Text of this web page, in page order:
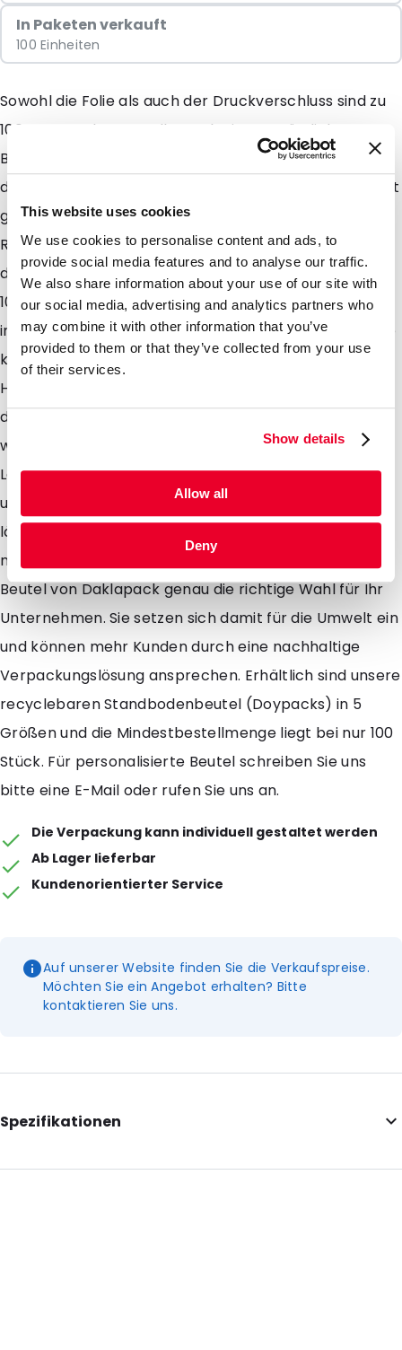
This website uses cookies
We use cookies to personalise content and ads, to
provide social media features and to analyse our traffic.
We also share information about your use of our site with
our social media, advertising and analytics partners who
may combine it with other information that you’ve
provided to them or that they’ve collected from your use
of their services.
Show details
Allow all
Deny
In Paketen verkauft
100 Einheiten
Sowohl die Folie als auch der Druckverschluss sind zu
100 % aus PE hergestellt. Dank einer zusätzlichen
Beschichtung für bessere Barriereeigenschaften sind
die Produkte trotzdem vor Sauerstoff und Feuchtigkeit
geschützt. Die Barriere beeinträchtigt die
Recycelfähigkeit der Beutel nicht. Diese können nach
dem Gebrauch über den Plastikmüll entsorgt und zu
100 % recycelt werden. Die Beutel sind dank dem
integrierten Druckverschluss wiederverschließbar. Sie
können auch mit einem herkömmlichen
Heißsiegelgerät verschweißt und vom Verbraucher
dank der praktischen Aufreißkerbe leicht geöffnet
werden. Die Beutel eignen sich sowohl für
Lebensmittel- als auch für Non-Food-Anwendungen
und bieten aufgrund der zusätzlichen Barriere eine
längere Haltbarkeit. Wenn Sie Ihre Produkte
nachhaltig verpacken wollen sind die Monomaterial-
Beutel von Daklapack genau die richtige Wahl für Ihr
Unternehmen. Sie setzen sich damit für die Umwelt ein
und können mehr Kunden durch eine nachhaltige
Verpackungslösung ansprechen. Erhältlich sind unsere
recyclebaren Standbodenbeutel (Doypacks) in 5
Größen und die Mindestbestellmenge liegt bei nur 100
Stück. Für personalisierte Beutel schreiben Sie uns
bitte eine E-Mail oder rufen Sie uns an.
Die Verpackung kann individuell gestaltet werden
Ab Lager lieferbar
Kundenorientierter Service
Auf unserer Website finden Sie die Verkaufspreise.
Möchten Sie ein Angebot erhalten? Bitte
kontaktieren Sie uns.
Spezifikationen
Internal Length: 115